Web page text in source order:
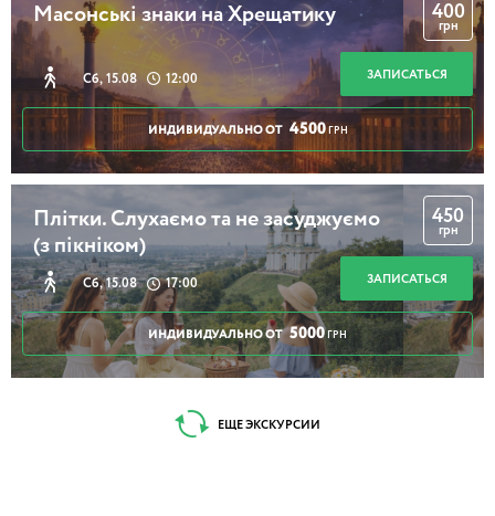
Масонські знаки на Хрещатику
Сб, 15.08 12:00
400
грн
ЗАПИСАТЬСЯ
ИНДИВИДУАЛЬНО ОТ 4500 ГРН
Плітки. Слухаємо та не засуджуємо
(з пікніком)
Сб, 15.08 17:00
450
грн
ЗАПИСАТЬСЯ
ИНДИВИДУАЛЬНО ОТ 5000 ГРН
ЕЩЕ ЭКСКУРСИИ